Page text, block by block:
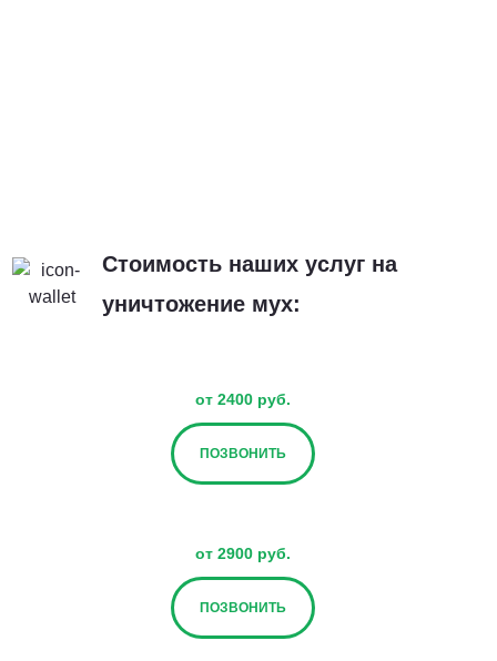
Стоимость наших услуг на
уничтожение мух:
от 2400 руб.
ПОЗВОНИТЬ
от 2900 руб.
ПОЗВОНИТЬ